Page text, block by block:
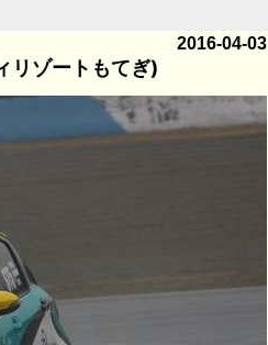
2016-04-03
リゾートもてぎ)